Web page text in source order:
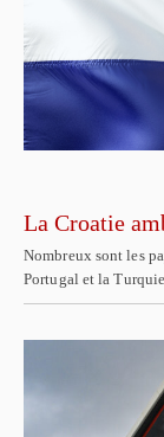
La Croatie
Nombreux sont les
Portugal et la